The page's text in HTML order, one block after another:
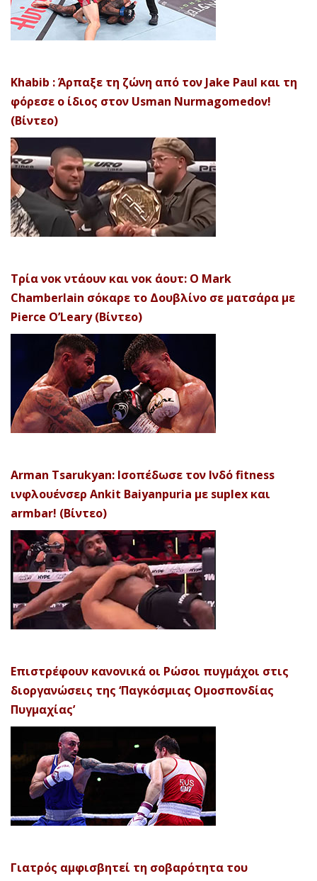
Khabib : Άρπαξε τη ζώνη από τον Jake Paul και τη
φόρεσε ο ίδιος στον Usman Nurmagomedov!
(Βίντεο)
Τρία νοκ ντάουν και νοκ άουτ: Ο Mark
Chamberlain σόκαρε το Δουβλίνο σε ματσάρα με
Pierce O’Leary (Βίντεο)
Arman Tsarukyan: Ισοπέδωσε τον Ινδό fitness
ινφλουένσερ Ankit Baiyanpuria με suplex και
armbar! (Βίντεο)
Επιστρέφουν κανονικά οι Ρώσοι πυγμάχοι στις
διοργανώσεις της ‘Παγκόσμιας Ομοσπονδίας
Πυγμαχίας’
Γιατρός αμφισβητεί τη σοβαρότητα του